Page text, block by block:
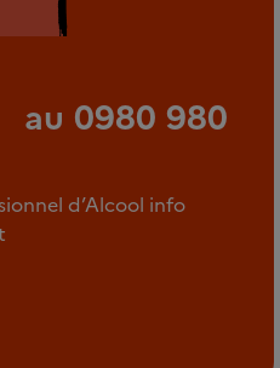
0980 980
d’Alcool info